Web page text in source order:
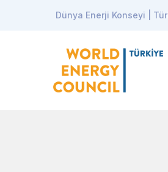
Dünya Enerji Konseyi |